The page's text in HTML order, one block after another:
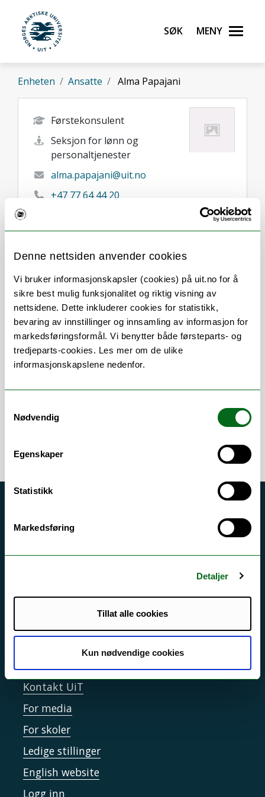
Denne nettsiden anvender cookies
Vi bruker informasjonskapsler (cookies) på uit.no for å
sikre best mulig funksjonalitet og riktig visning av
nettsidene. Dette inkluderer cookies for statistikk,
bevaring av innstillinger og innsamling av informasjon for
markedsføringsformål. Vi benytter både førsteparts- og
tredjeparts-cookies. Les mer om de ulike
informasjonskapslene nedenfor.
Nødvendig
Egenskaper
Statistikk
Markedsføring
Detaljer
Tillat alle cookies
Kun nødvendige cookies
Gå til hovedinnhold
UiT Norges arktiske universitet
Søk Meny
Enheten Ansatte Alma Papajani
Førstekonsulent
Seksjon for lønn og
personaltjenester
alma.papajani@uit.no
+47 77 64 44 20
Om Forskning og undervisning
Arbeidsområder
Lønn
Si ifra!
Driftsmeldinger
Sikkerhet, beredskap og personvern
Informasjonskapsler
Tilgjengelighetserklæring
Kontakt UiT
For media
For skoler
Ledige stillinger
English website
Logg inn